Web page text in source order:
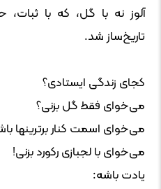
آلوز نه با گل، که با
تاریخ‌ساز شد.
کجای زندگی ایستادی؟
می‌خوای فقط گل بزنی؟
می‌خوای اسمت کنار برترینها
می‌خوای با لجبازی رکورد بزنی!
یادت باشه: